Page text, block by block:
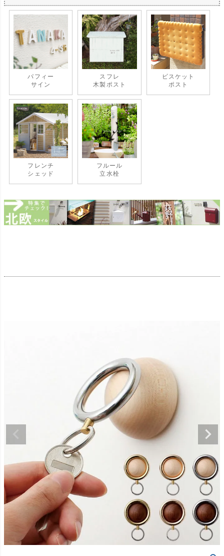
パフィー
サイン
スフレ
木製ポスト
ビスケット
ポスト
フレンチ
シェッド
フルール
立水栓